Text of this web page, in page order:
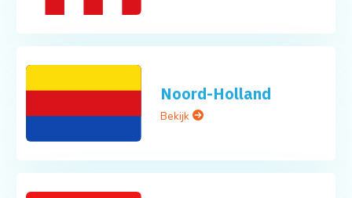
Noord-Holland
Bekijk